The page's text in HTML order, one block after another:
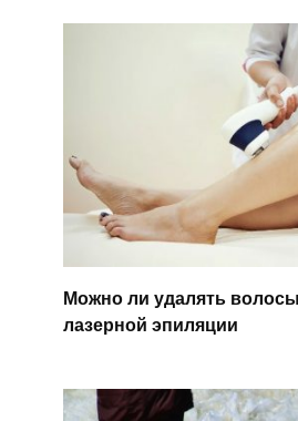
Можно ли удалять
лазерной эпиляции